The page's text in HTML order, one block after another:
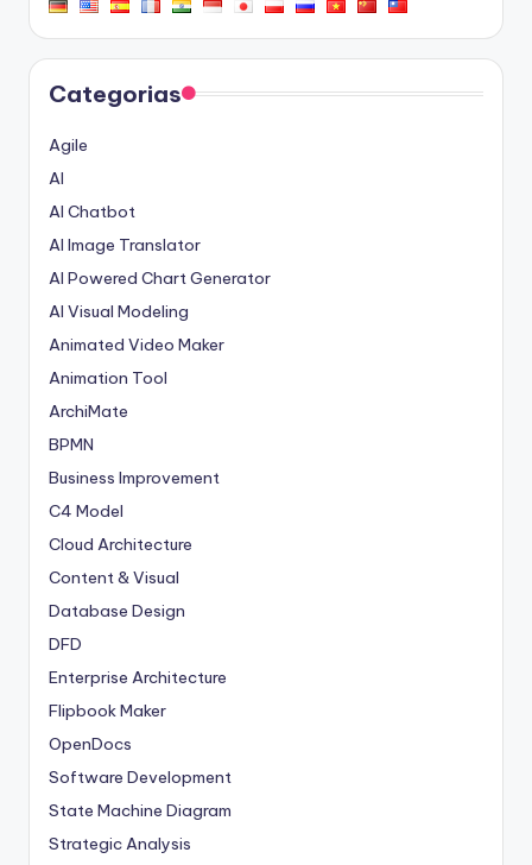
Categorias
Agile
AI
AI Chatbot
AI Image Translator
AI Powered Chart Generator
AI Visual Modeling
Animated Video Maker
Animation Tool
ArchiMate
BPMN
Business Improvement
C4 Model
Cloud Architecture
Content & Visual
Database Design
DFD
Enterprise Architecture
Flipbook Maker
OpenDocs
Software Development
State Machine Diagram
Strategic Analysis